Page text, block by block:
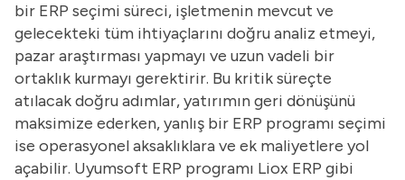
bir ERP seçimi süreci, işletmenin mevcut ve
gelecekteki tüm ihtiyaçlarını doğru analiz etmeyi,
pazar araştırması yapmayı ve uzun vadeli bir
ortaklık kurmayı gerektirir. Bu kritik süreçte
atılacak doğru adımlar, yatırımın geri dönüşünü
maksimize ederken, yanlış bir ERP programı seçimi
ise operasyonel aksaklıklara ve ek maliyetlere yol
açabilir. Uyumsoft ERP programı Liox ERP gibi